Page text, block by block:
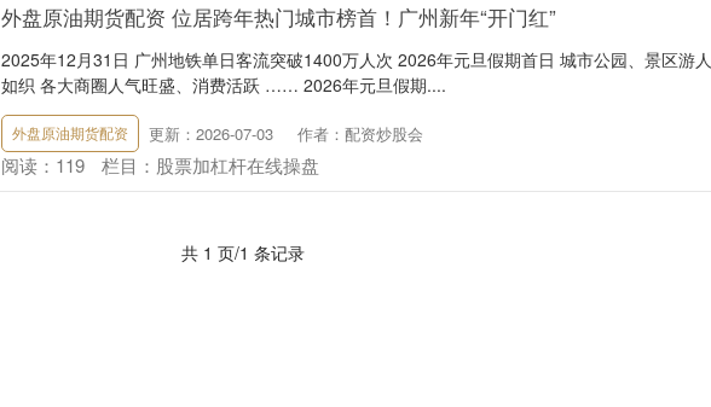
外盘原油期货配资 位居跨年热门城市榜首！广州新年“开门红”
2025年12月31日 广州地铁单日客流突破1400万人次 2026年元旦假期首日 城市公园、景区游人
如织 各大商圈人气旺盛、消费活跃 …… 2026年元旦假期....
外盘原油期货配资 更新：2026-07-03 作者：配资炒股会
阅读： 119 栏目： 股票加杠杆在线操盘
共 1 页/1 条记录